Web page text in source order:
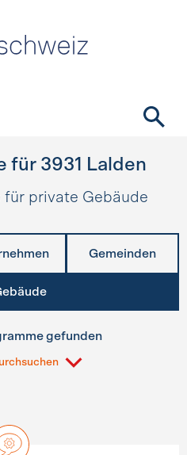
für 3931 Lalden
für private Gebäude
Gemeinden
gefunden